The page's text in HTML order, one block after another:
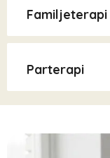
Familjeterapi
Parterapi